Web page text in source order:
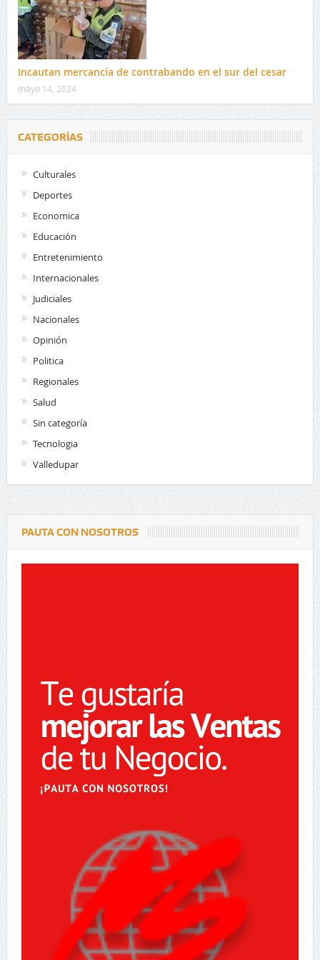
Incautan mercancía de contrabando en el sur del cesar
mayo 14, 2024
CATEGORÍAS
Culturales
Deportes
Economica
Educación
Entretenimiento
Internacionales
Judiciales
Nacionales
Opinión
Politica
Regionales
Salud
Sin categoría
Tecnologia
Valledupar
PAUTA CON NOSOTROS